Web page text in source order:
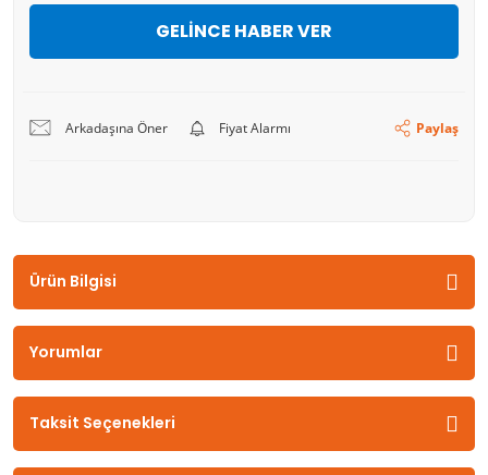
GELİNCE HABER VER
Arkadaşına Öner Fiyat Alarmı Paylaş
Ürün Bilgisi
Yorumlar
Taksit Seçenekleri